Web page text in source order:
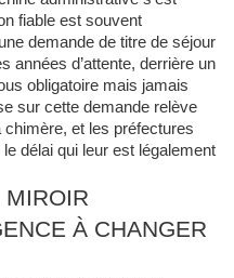
fiable est souvent
demande de titre de séjour
années d’attente, derrière un
obligatoire mais jamais
sur cette demande relève
et les préfectures
délai qui leur est légalement
MIROIR
À CHANGER